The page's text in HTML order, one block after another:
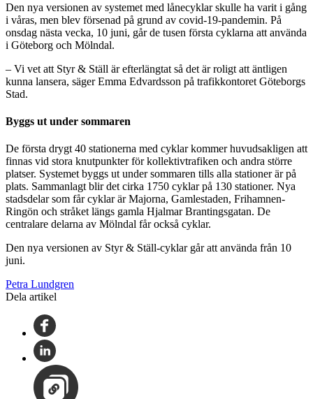
Den nya versionen av systemet med lånecyklar skulle ha varit i gång
i våras, men blev försenad på grund av covid-19-pandemin. På
onsdag nästa vecka, 10 juni, går de tusen första cyklarna att använda
i Göteborg och Mölndal.
– Vi vet att Styr & Ställ är efterlängtat så det är roligt att äntligen
kunna lansera, säger Emma Edvardsson på trafikkontoret Göteborgs
Stad.
Byggs ut under sommaren
De första drygt 40 stationerna med cyklar kommer huvudsakligen att
finnas vid stora knutpunkter för kollektivtrafiken och andra större
platser. Systemet byggs ut under sommaren tills alla stationer är på
plats. Sammanlagt blir det cirka 1750 cyklar på 130 stationer. Nya
stadsdelar som får cyklar är Majorna, Gamlestaden, Frihamnen-
Ringön och stråket längs gamla Hjalmar Brantingsgatan. De
centralare delarna av Mölndal får också cyklar.
Den nya versionen av Styr & Ställ-cyklar går att använda från 10
juni.
Petra Lundgren
Dela artikel